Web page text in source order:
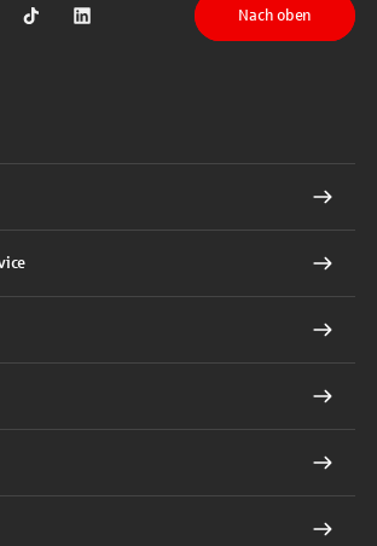
auf Youtubeauf Instagram
Sparkasse auf TikTok
Sparkasse auf LinkedIn
Nach oben